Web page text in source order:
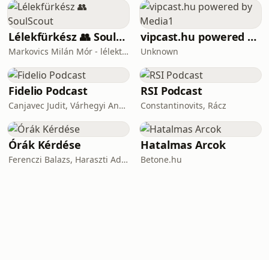
Lélekfürkész 👥 SoulScout
Markovics Milán Mór - lélektan, tudomány, vallás, harc
vipcast.hu powered by Media1
Unknown
Fidelio Podcast
Canjavec Judit, Várhegyi András, Gyürke Kata, Tompa Diána, Vass Antónia
RSI Podcast
Constantinovits, Rácz
Órák Kérdése
Ferenczi Balazs, Haraszti Adam
Hatalmas Arcok
Betone.hu